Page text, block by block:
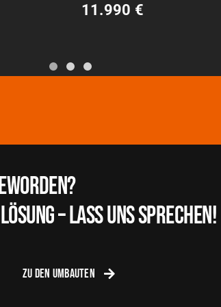
11.990 €
– Lass uns sprechen!
ZU DEN UMBAUTEN